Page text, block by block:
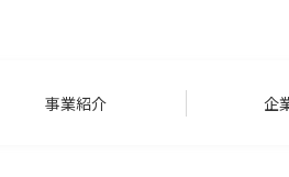
事業紹介 企